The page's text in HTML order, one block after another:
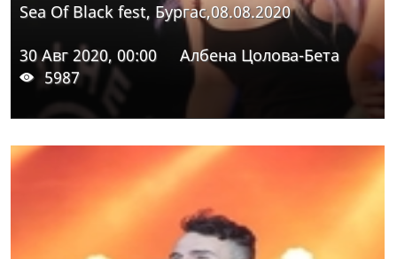
Sea Of Black fest, Бургас,08.08.2020
30 Авг 2020, 00:00
Албена Цолова-Бета
5987